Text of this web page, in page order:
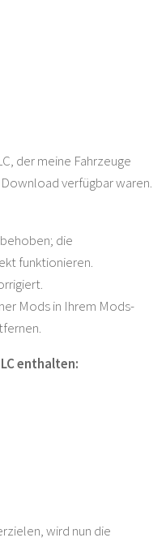
der meine Fahrzeuge
verfügbar waren.
die
funktionieren.
Mods in Ihrem Mods-
enthalten:
wird nun die